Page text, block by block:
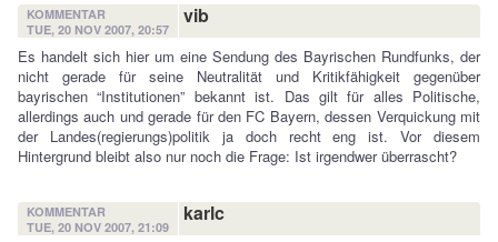
KOMMENTAR
TUE, 20 NOV 2007, 20:57
vib
Es handelt sich hier um eine Sendung des Bayrischen Rundfunks, der
nicht gerade für seine Neutralität und Kritikfähigkeit gegenüber
bayrischen “Institutionen” bekannt ist. Das gilt für alles Politische,
allerdings auch und gerade für den FC Bayern, dessen Verquickung mit
der Landes(regierungs)politik ja doch recht eng ist. Vor diesem
Hintergrund bleibt also nur noch die Frage: Ist irgendwer überrascht?
KOMMENTAR
TUE, 20 NOV 2007, 21:09
karlc